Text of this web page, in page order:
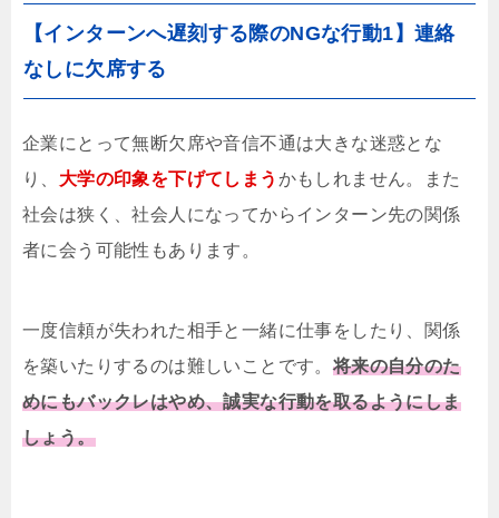
【インターンへ遅刻する際のNGな行動1】連絡
なしに欠席する
企業にとって無断欠席や音信不通は大きな迷惑とな
り、 大学の印象を下げてしまう かもしれません。また
社会は狭く、社会人になってからインターン先の関係
者に会う可能性もあります。
一度信頼が失われた相手と一緒に仕事をしたり、関係
を築いたりするのは難しいことです。将来の自分のた
めにもバックレはやめ、誠実な行動を取るようにしま
しょう。